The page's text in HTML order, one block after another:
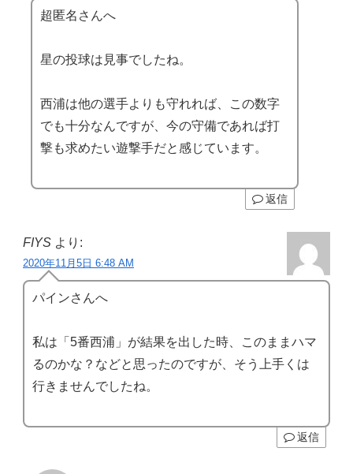
超匿名さんへ
星の投球は見事でしたね。
西浦は他の選手よりも守れれば、この数字
でも十分なんですが、今の守備であれば打
撃も求めたい遊撃手だと感じています。
返信
FIYS より:
2020年11月5日 6:48 AM
パインさんへ
私は「5番西浦」が結果を出した時、このままハマ
るのかな？などと思ったのですが、そう上手くは
行きませんでしたね。
返信